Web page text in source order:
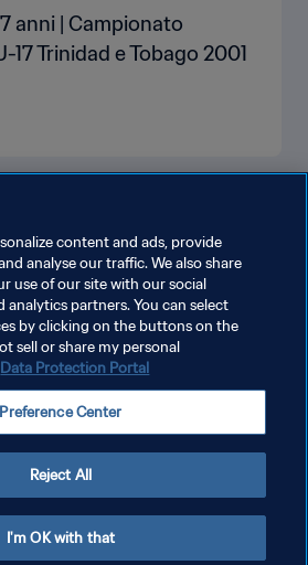
anni | Campionato
17 Trinidad e Tobago 2001
PER I COOKIES
i diritti riservati.
content and ads, provide
analyse our traffic. We also share
use of our site with our social
analytics partners. You can select
by clicking on the buttons on the
sell or share my personal
Data Protection Portal
Preference Center
Reject All
I'm OK with that